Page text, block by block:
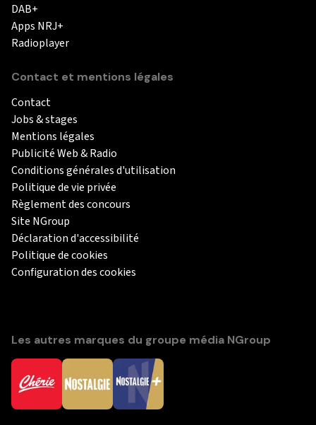
DAB+
Apps NRJ+
Radioplayer
Contact et mentions légales
Contact
Jobs & stages
Mentions légales
Publicité Web & Radio
Conditions générales d'utilisation
Politique de vie privée
Règlement des concours
Site NGroup
Déclaration d'accessibilité
Politique de cookies
Configuration des cookies
Les autres marques du groupe média NGroup